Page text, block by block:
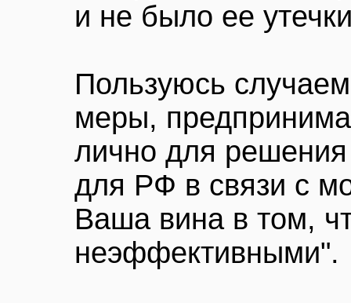
и не было ее
Пользуюсь
меры,
лично для
для РФ в связи с
Ваша вина в том,
неэффективными".